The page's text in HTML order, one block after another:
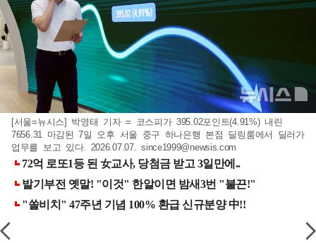
[서울=뉴시스] 박영태 기자 = 코스피가 395.02포인트(4.91%) 내린
7656.31 마감된 7일 오후 서울 중구 하나은행 본점 딜링룸에서 딜러가
업무를 보고 있다. 2026.07.07.since1999@newsis.com